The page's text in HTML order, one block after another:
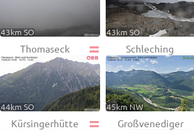
43km SO 43km SO
Thomaseck
44km SO
Schleching
45km NW
Kürsingerhütte Großvenediger